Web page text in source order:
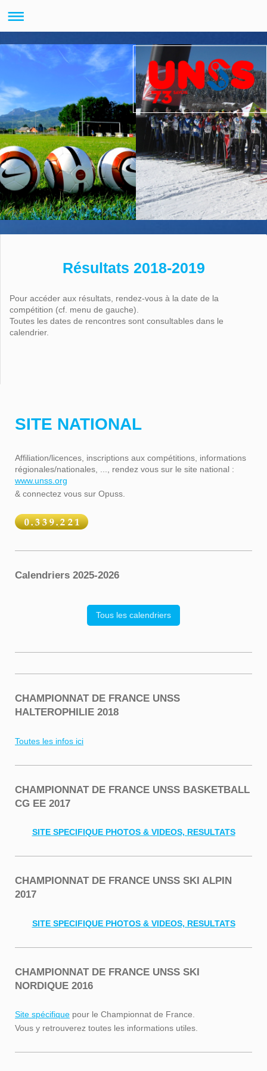
Résultats 2018-2019
Pour accéder aux résultats, rendez-vous à la date de la
compétition (cf. menu de gauche).
Toutes les dates de rencontres sont consultables dans le
calendrier.
SITE NATIONAL
Affiliation/licences, inscriptions aux compétitions, informations
régionales/nationales, ..., rendez vous sur le site national :
www.unss.org
& connectez vous sur Opuss.
Calendriers 2025-2026
Tous les calendriers
CHAMPIONNAT DE FRANCE UNSS
HALTEROPHILIE 2018
Toutes les infos ici
CHAMPIONNAT DE FRANCE UNSS BASKETBALL
CG EE 2017
SITE SPECIFIQUE PHOTOS & VIDEOS, RESULTATS
CHAMPIONNAT DE FRANCE UNSS SKI ALPIN
2017
SITE SPECIFIQUE PHOTOS & VIDEOS, RESULTATS
CHAMPIONNAT DE FRANCE UNSS SKI
NORDIQUE 2016
Site spécifique pour le Championnat de France.
Vous y retrouverez toutes les informations utiles.